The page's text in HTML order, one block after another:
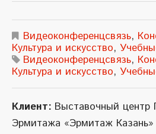
Видеоконференцсвязь,
Культура и искусство,
Видеоконференцсвязь,
Культура и искусство,
Клиент: Выставочный центр
Эрмитажа «Эрмитаж Казань»